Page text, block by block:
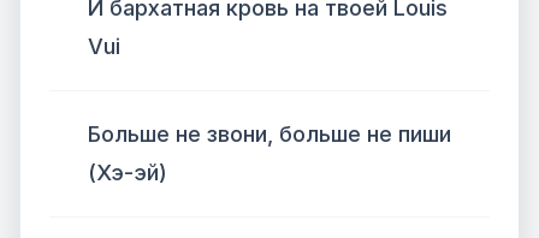
И бархатная кровь на твоей Louis
Vui
Больше не звони, больше не пиши
(Хэ-эй)